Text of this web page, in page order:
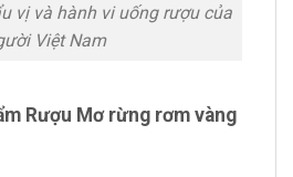
vị và hành vi uống rượu của
Việt Nam
Rượu Mơ rừng rơm vàng